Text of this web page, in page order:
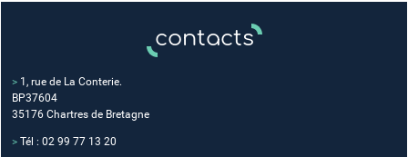
contacts
> 1, rue de La Conterie.
BP37604
35176 Chartres de Bretagne
> Tél : 02 99 77 13 20